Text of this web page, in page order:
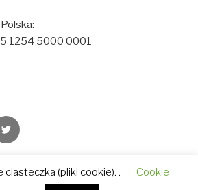
1254 5000 0001
Twitter
Dumnie wspierane przez
ciasteczka (pliki cookie). .
Cookie